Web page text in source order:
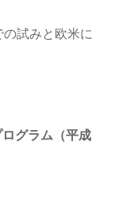
試みと欧米に
グラム（平成